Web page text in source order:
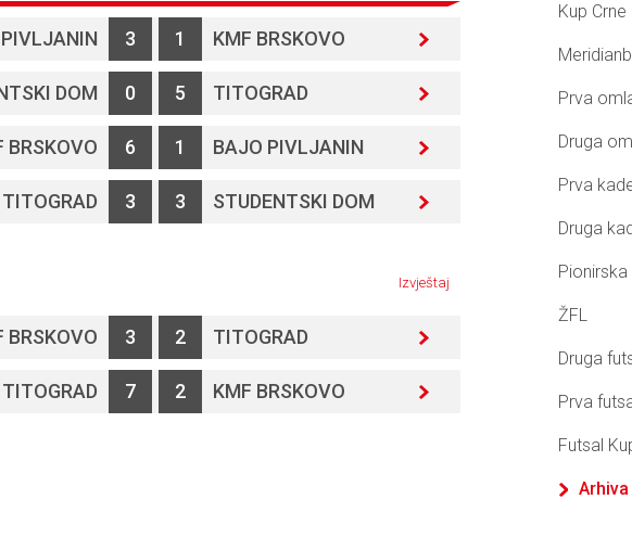
3 1 KMF BRSKOVO
DOM 0 5 TITOGRAD
BRSKOVO 6 1 BAJO PIVLJANIN
TITOGRAD 3 3 STUDENTSKI DOM
Izvještaj
BRSKOVO 3 2 TITOGRAD
TITOGRAD 7 2 KMF BRSKOVO
Kup Crne
Prva
Druga
Prva
Druga
Pionirska
ŽFL
Druga
Prva
Futsal